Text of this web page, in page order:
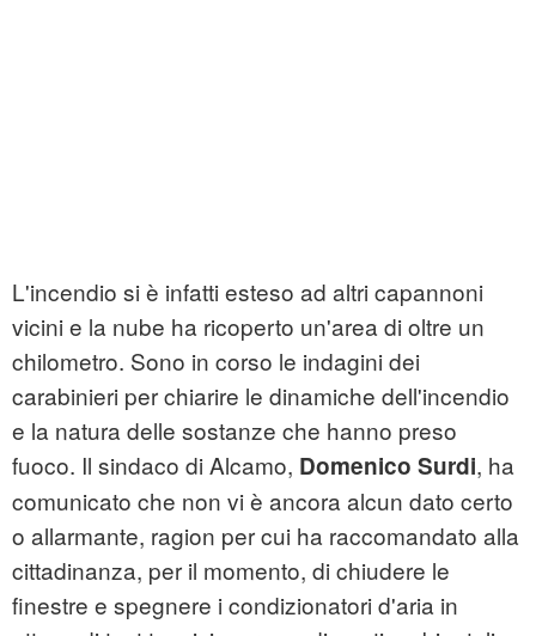
L'incendio si è infatti esteso ad altri capannoni
vicini e la nube ha ricoperto un'area di oltre un
chilometro. Sono in corso le indagini dei
carabinieri per chiarire le dinamiche dell'incendio
e la natura delle sostanze che hanno preso
fuoco. Il sindaco di Alcamo, Domenico Surdi, ha
comunicato che non vi è ancora alcun dato certo
o allarmante, ragion per cui ha raccomandato alla
cittadinanza, per il momento, di chiudere le
finestre e spegnere i condizionatori d'aria in